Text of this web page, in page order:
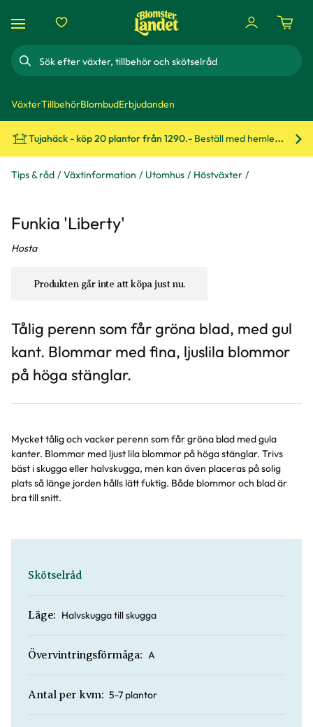
Sök
VäxterTillbehörBlombudErbjudanden
Tujahäck - köp 20 plantor från 1290.- Beställ med hemleverans!
Tips & råd Växtinformation Utomhus Höstväxter
Funkia 'Liberty'
Hosta
Produkten går inte att köpa just nu.
Tålig perenn som får gröna blad, med gul
kant. Blommar med fina, ljuslila blommor
på höga stänglar.
Mycket tålig och vacker perenn som får gröna blad med gula
kanter. Blommar med ljust lila blommor på höga stänglar. Trivs
bäst i skugga eller halvskugga, men kan även placeras på solig
plats så länge jorden hålls lätt fuktig. Både blommor och blad är
bra till snitt.
Skötselråd
Läge: Halvskugga till skugga
Övervintringsförmåga: A
Antal per kvm: 5-7 plantor